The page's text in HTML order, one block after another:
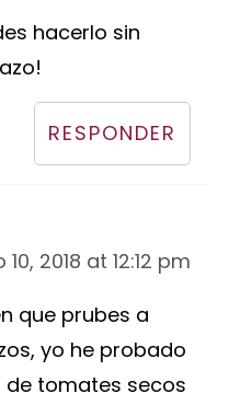
hacerlo sin
RESPONDER
2018 at 12:12 pm
que prubes a
yo he probado
de tomates secos